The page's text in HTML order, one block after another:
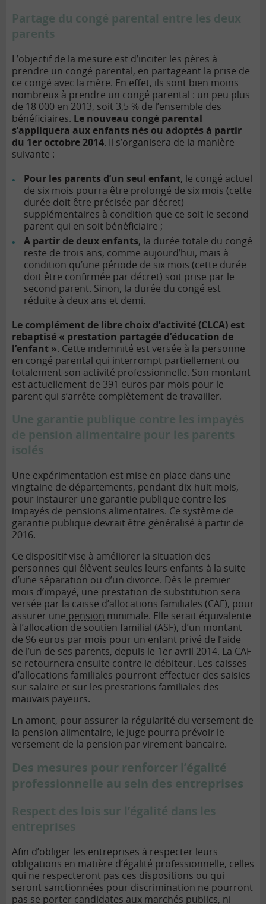
Partage du congé parental entre les deux
parents
L’objectif de la mesure est d’inciter les pères à
prendre un congé parental, en partageant la prise de
ce congé avec la mère. En effet, ils sont bien moins
nombreux à prendre un congé parental : un peu plus
de 18 000 en 2013, soit 3,5 % de l’ensemble des
bénéficiaires. Le nouveau congé parental
s’appliquera aux enfants nés ou adoptés à partir
du 1er octobre 2014. Il s’organisera de la manière
suivante :
Pour les parents d’un seul enfant, le congé actuel
de six mois pourra être prolongé de six mois (cette
durée doit être précisée par décret)
supplémentaires à condition que ce soit le second
parent qui en soit bénéficiaire ;
A partir de deux enfants, la durée totale du congé
reste de trois ans, comme aujourd’hui, mais à
condition qu’une période de six mois (cette durée
doit être confirmée par décret) soit prise par le
second parent. Sinon, la durée du congé est
réduite à deux ans et demi.
Le complément de libre choix d’activité (CLCA) est
rebaptisé « prestation partagée d’éducation de
l’enfant ». Cette indemnité est versée à la personne
en congé parental qui interrompt partiellement ou
totalement son activité professionnelle. Son montant
est actuellement de 391 euros par mois pour le
parent qui s’arrête complètement de travailler.
Une garantie publique contre les impayés
de pension alimentaire pour les parents
isolés
Une expérimentation est mise en place dans une
vingtaine de départements, pendant dix-huit mois,
pour instaurer une garantie publique contre les
impayés de pensions alimentaires. Ce système de
garantie publique devrait être généralisé à partir de
2016.
Ce dispositif vise à améliorer la situation des
personnes qui élèvent seules leurs enfants à la suite
d’une séparation ou d’un divorce. Dès le premier
mois d’impayé, une prestation de substitution sera
versée par la caisse d’allocations familiales (CAF), pour
assurer une pension minimale. Elle serait équivalente
à l’allocation de soutien familial (ASF), d’un montant
de 96 euros par mois pour un enfant privé de l’aide
de l’un de ses parents, depuis le 1er avril 2014. La CAF
se retournera ensuite contre le débiteur. Les caisses
d’allocations familiales pourront effectuer des saisies
sur salaire et sur les prestations familiales des
mauvais payeurs.
En amont, pour assurer la régularité du versement de
la pension alimentaire, le juge pourra prévoir le
versement de la pension par virement bancaire.
Des mesures pour renforcer l’égalité
professionnelle au sein des entreprises
Respect des lois sur l’égalité dans les
entreprises
Afin d’obliger les entreprises à respecter leurs
obligations en matière d’égalité professionnelle, celles
qui ne respecteront pas ces dispositions ou qui
seront sanctionnées pour discrimination ne pourront
pas se porter candidates aux marchés publics, ni